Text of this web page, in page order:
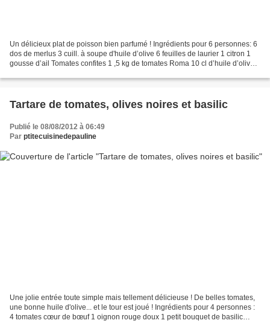
Un délicieux plat de poisson bien parfumé ! Ingrédients pour 6 personnes: 6
dos de merlus 3 cuill. à soupe d'huile d’olive 6 feuilles de laurier 1 citron 1
gousse d’ail Tomates confites 1 ,5 kg de tomates Roma 10 cl d’huile d’olive 1
Tartare de tomates, olives noires et basilic
Publié le 08/08/2012 à 06:49
Par ptitecuisinedepauline
Une jolie entrée toute simple mais tellement délicieuse ! De belles tomates,
une bonne huile d'olive... et le tour est joué ! Ingrédients pour 4 personnes :
4 tomates cœur de bœuf 1 oignon rouge doux 1 petit bouquet de basilic